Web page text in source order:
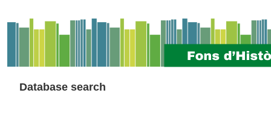
Database search